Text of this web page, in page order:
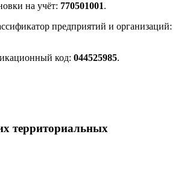
на учёт: 770501001.
предприятий и организаций:
код: 044525985.
территориальных